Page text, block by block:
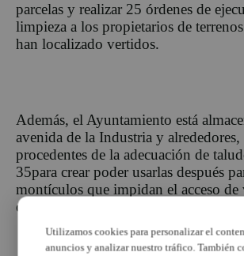
parcelas y realizar 25 órdenes de
limpieza a los propietarios de
han localizado vertidos.
Además, el Ayuntamiento está
avenida de la Industria y alrededores,
procedentes de la adecuación de
35para crear poder usarlas después
montículos que impidan el acceso de
otras partidas y parcelas del municipio.
Utilizamos cookies para personalizar el
anuncios y analizar nuestro tráfico. También